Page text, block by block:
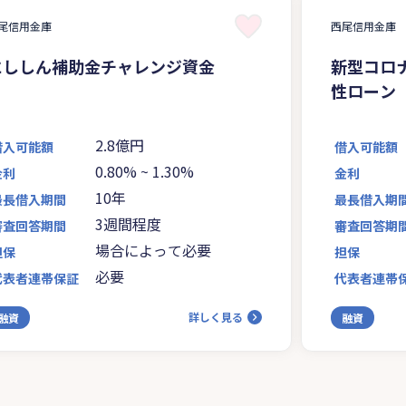
信用金庫
しん補助金チャレンジ資金
可能額 2.8億円
0.80% ~ 1.30%
借入期間 10年
回答期間 3週間程度
場合によって必要
者連帯保証 必要
資 詳しく見る
西尾信用金庫
新型コロ
性ローン
借入可能額
金利
最長借入期
審査回答期
担保
代表者連帯
融資